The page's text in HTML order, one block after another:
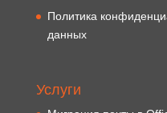
Политика
данных
Услуги